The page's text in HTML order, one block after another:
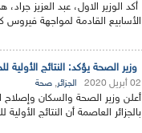
أكد الوزير الاول، عبد العزيز
الأسابيع القادمة لمواجهة
وزير الصحة يؤكد: النتائج
02 أبريل 2020 الجزائر, صحة
أعلن وزير الصحة والسكان وإصلاح
بالجزائر العاصمة أن النتائج